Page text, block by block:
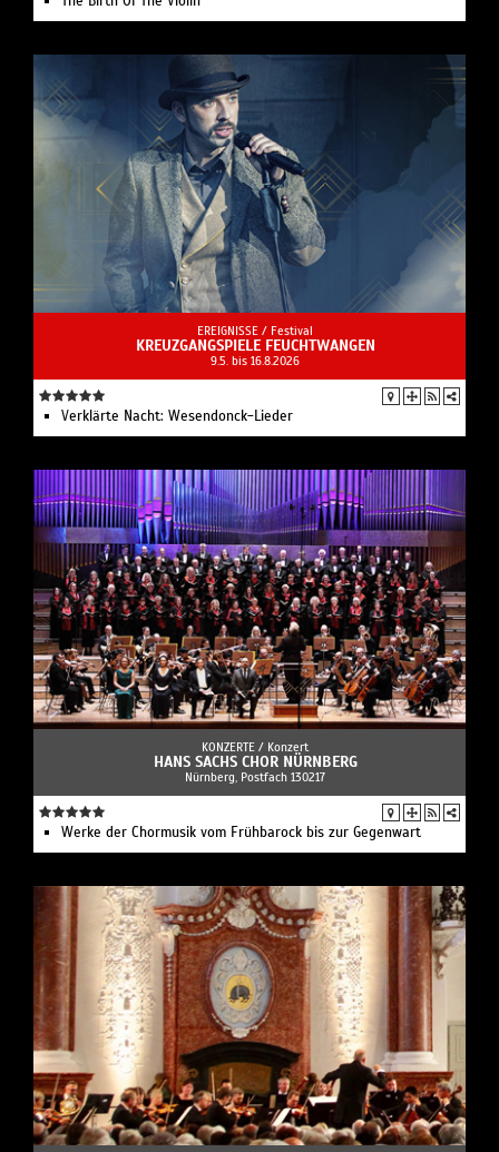
EREIGNISSE / Festival
KREUZGANGSPIELE FEUCHTWANGEN
9.5. bis 16.8.2026
Verklärte Nacht: Wesendonck-Lieder
KONZERTE / Konzert
HANS SACHS CHOR NÜRNBERG
Nürnberg, Postfach 130217
Werke der Chormusik vom Frühbarock bis zur Gegenwart